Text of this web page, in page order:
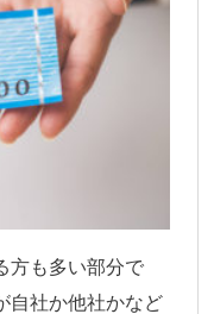
方も多い部分で
自社か他社かなど